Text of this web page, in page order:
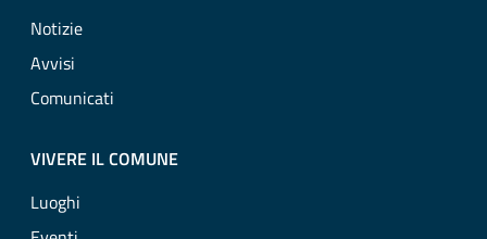
Notizie
Avvisi
Comunicati
VIVERE IL COMUNE
Luoghi